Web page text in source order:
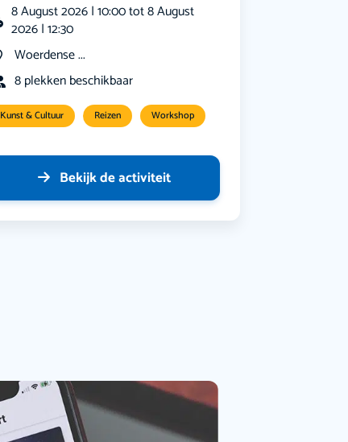
8 August 2026 | 10:00 tot 8 August
2026 | 12:30
Woerdense ...
8 plekken beschikbaar
Kunst & Cultuur Reizen Workshop
Bekijk de activiteit